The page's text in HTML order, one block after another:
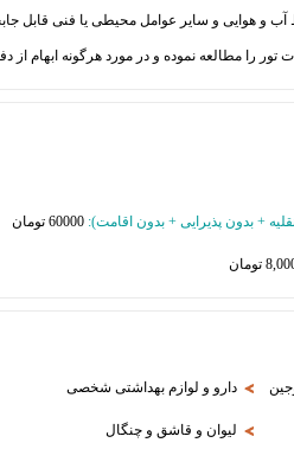
+ بدون پذیرایی + بدون اقامت):
60000 تومان
دارو و لوازم بهداشتی شخصی
لیوان و قاشق و چنگال